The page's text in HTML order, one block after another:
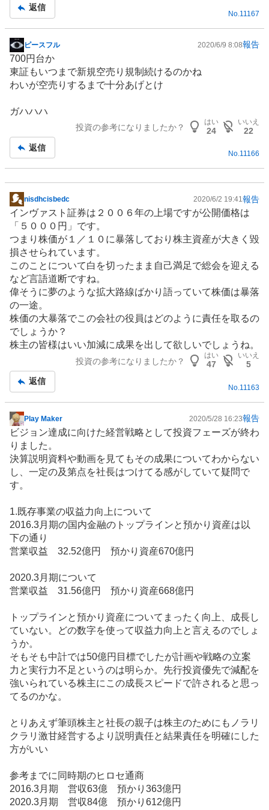
事
返信
No.11167
掲
示
板
記
ピースフル 2020/6/9 8:08報告
700円台か
東証もいつまで新規空売り規制続けるのかね
わいが空売りするまで十分あげとけ
ガハハハ
投資の参考になりましたか？
はい
24
いいえ
22
返信
No.11166
掲
示
記
事
nisdhcisbedc 2020/6/2 19:41報告
インヴァスト証券は２００６年の上場ですが公開価格は
「５０００円」です。
つまり株価が１／１０に暴落しており株主資産が大きく毀
損させられています。
このことについて白を切ったまま自己満足で総会を迎える
など言語道断ですね。
偉そうに夢のような拡大路線ばかり語っていて株価は暴落
の一途。
株価の大暴落でこの会社の役員はどのように責任を取るの
でしょうか？
株主の皆様はいい加減に成果を出して欲しいでしょうね。
投資の参考になりましたか？
はい
47
いいえ
5
返信
No.11163
掲
示
板
記
事
Play Maker 2020/5/28 16:23報告
ビジョン達成に向けた経営戦略として投資フェーズが終わ
りました。
決算説明資料や動画を見てもその成果についてわからない
し、一定の及第点を社長はつけてる感がしていて疑問で
す。
1.既存事業の収益力向上について
2016.3月期の国内金融のトップラインと預かり資産は以
下の通り
営業収益 32.52億円 預かり資産670億円
2020.3月期について
営業収益 31.56億円 預かり資産668億円
トップラインと預かり資産についてまったく向上、成長し
ていない。どの数字を使って収益力向上と言えるのでしょ
うか。
そもそも中計では50億円目標でしたが計画や戦略の立案
力と実行力不足というのは明らか。先行投資優先で減配を
強いられている株主にこの成長スピードで許されると思っ
てるのかな。
とりあえず筆頭株主と社長の親子は株主のためにもノラリ
クラリ激甘経営するより説明責任と結果責任を明確にした
方がいい
参考までに同時期のヒロセ通商
2016.3月期 営収63億 預かり363億円
2020.3月期 営収84億 預かり612億円